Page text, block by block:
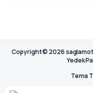
Copyright © 2026
Yedek
Tema